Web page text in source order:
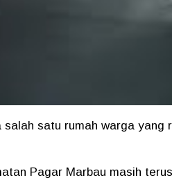
salah satu rumah warga
Pagar Marbau masih